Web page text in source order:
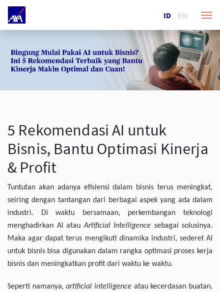
ID EN
5 Rekomendasi AI untuk
Bisnis, Bantu Optimasi Kinerja
& Profit
Tuntutan akan adanya efisiensi dalam bisnis terus meningkat,
seiring dengan tantangan dari berbagai aspek yang ada dalam
industri. Di waktu bersamaan, perkembangan teknologi
menghadirkan AI atauArtificial Intelligence sebagai solusinya.
Maka agar dapat terus mengikuti dinamika industri, sederet AI
untuk bisnis bisa digunakan dalam rangka optimasi proses kerja
bisnis dan meningkatkan profit dari waktu ke waktu.
Seperti namanya,artificial intelligence atau kecerdasan buatan,